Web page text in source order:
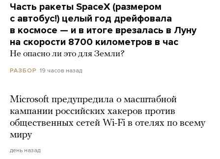
Часть ракеты SpaceX (размером
с автобус!) целый год дрейфовала
в космосе — и в итоге врезалась в Луну
на скорости 8700 километров в час
Не опасно ли это для Земли?
РАЗБОР 19 часов назад
Microsoft предупредила о масштабной
кампании российских хакеров против
общественных сетей Wi-Fi в отелях по всему
миру
день назад